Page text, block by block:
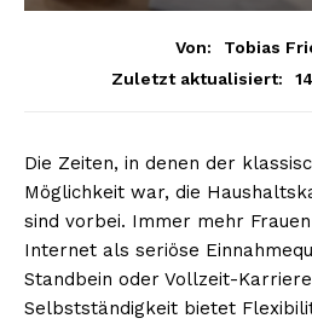
Von:
Tobias
Zuletzt aktualisiert:
Die Zeiten, in denen der
Möglichkeit war, die
sind vorbei. Immer mehr
Internet als seriöse
Standbein oder Vollzeit-
Selbstständigkeit bietet